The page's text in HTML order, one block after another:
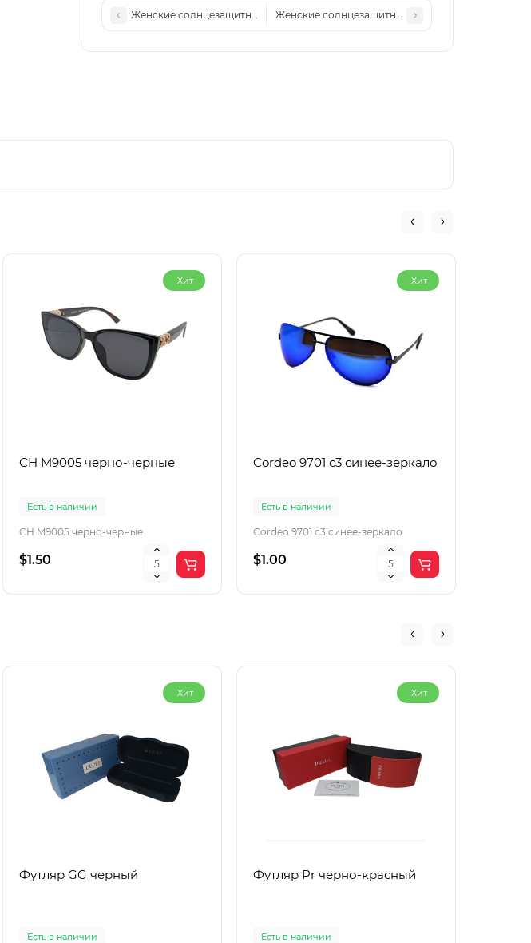
Женские солнцезащитные очки CH 7046 сталь серо-голубые
Женские солнцезащитные очки CH 7046 сталь-
Хит
CH M9005 черно-черные
Есть в наличии
CH M9005 черно-черные
$1.50
Хит
Cordeo 9701 с3 синее-зеркало
Есть в наличии
Cordeo 9701 с3 синее-зеркало
$1.00
Хит
Футляр GG черный
Есть в наличии
Хит
Футляр Pr черно-красный
Есть в наличии